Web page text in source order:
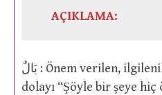
AÇIKLAMA:
بَالٌ : Önem verilen, ilgilenilen hal, durum. Bundan
dolayı “Şöyle bir şeye